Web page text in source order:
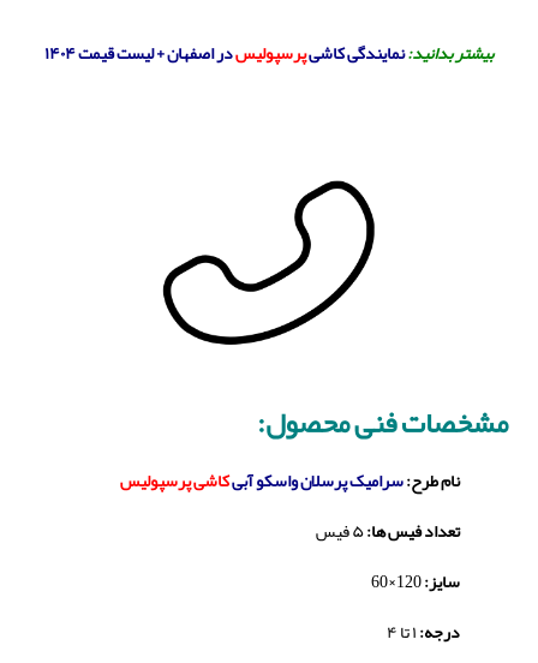
بیشتر بدانید:نمایندگی کاشیپرسپولیسدر اصفهان + لیست قیمت ۱۴۰۴
مشخصات فنی محصول:
نام طرح:سرامیک پرسلان واسکو آبیکاشی پرسپولیس
تعداد فیس ها:۵ فیس
سایز:120×60
درجه:۱ تا ۴